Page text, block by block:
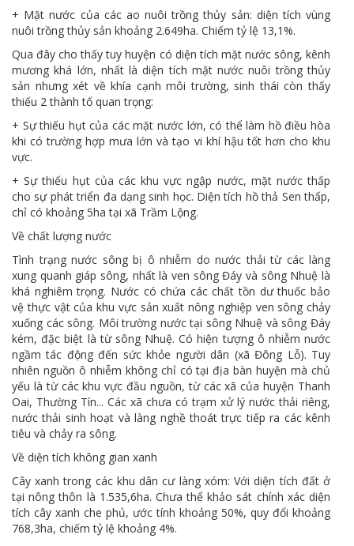
+ Mặt nước của các ao nuôi trồng thủy sản: diện tích vùng
nuôi trồng thủy sản khoảng 2.649ha. Chiếm tỷ lệ 13,1%.
Qua đây cho thấy tuy huyện có diện tích mặt nước sông, kênh
mương khá lớn, nhất là diện tích mặt nước nuôi trồng thủy
sản nhưng xét về khía cạnh môi trường, sinh thái còn thấy
thiếu 2 thành tố quan trọng:
+ Sự thiếu hụt của các mặt nước lớn, có thể làm hồ điều hòa
khi có trường hợp mưa lớn và tạo vi khí hậu tốt hơn cho khu
vực.
+ Sự thiếu hụt của các khu vực ngập nước, mặt nước thấp
cho sự phát triển đa dạng sinh học. Diện tích hồ thả Sen thấp,
chỉ có khoảng 5ha tại xã Trầm Lộng.
Về chất lượng nước
Tình trạng nước sông bị ô nhiễm do nước thải từ các làng
xung quanh giáp sông, nhất là ven sông Đáy và sông Nhuệ là
khá nghiêm trọng. Nước có chứa các chất tồn dư thuốc bảo
vệ thực vật của khu vực sản xuất nông nghiệp ven sông chảy
xuống các sông. Môi trường nước tại sông Nhuệ và sông Đáy
kém, đặc biệt là từ sông Nhuệ. Có hiện tượng ô nhiễm nước
ngầm tác động đến sức khỏe người dân (xã Đông Lỗ). Tuy
nhiên nguồn ô nhiễm không chỉ có tại địa bàn huyện mà chủ
yếu là từ các khu vực đầu nguồn, từ các xã của huyện Thanh
Oai, Thường Tín... Các xã chưa có trạm xử lý nước thải riêng,
nước thải sinh hoạt và làng nghề thoát trực tiếp ra các kênh
tiêu và chảy ra sông.
Về diện tích không gian xanh
Cây xanh trong các khu dân cư làng xóm: Với diện tích đất ở
tại nông thôn là 1.535,6ha. Chưa thể khảo sát chính xác diện
tích cây xanh che phủ, ước tính khoảng 50%, quy đổi khoảng
768,3ha, chiếm tỷ lệ khoảng 4%.